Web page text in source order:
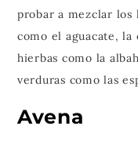
probar a mezclar
como el aguacate,
hierbas como la
verduras como las
Avena